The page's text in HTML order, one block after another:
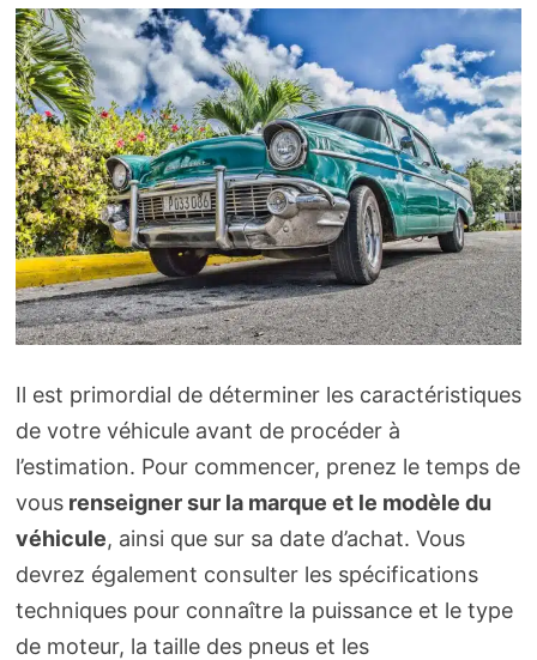
Il est primordial de déterminer les caractéristiques
de votre véhicule avant de procéder à
l’estimation. Pour commencer, prenez le temps de
vousrenseigner sur la marque et le modèle du
véhicule, ainsi que sur sa date d’achat. Vous
devrez également consulter les spécifications
techniques pour connaître la puissance et le type
de moteur, la taille des pneus et les